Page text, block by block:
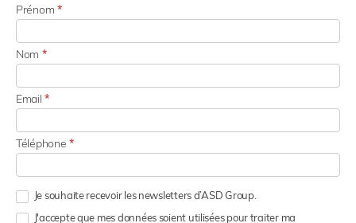
Prénom*
Nom *
Email*
Téléphone*
Je souhaite recevoir les newsletters d’ASD Group.
J'accepte que mes données soient utilisées pour traiter ma